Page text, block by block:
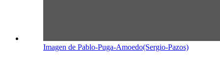
Imagen de Pablo-Puga-Amoedo(Sergio-Pazos)